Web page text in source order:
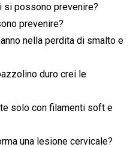
si possono prevenire?
prevenire?
nella perdita di smalto e
duro crei le
solo con filamenti soft e
una lesione cervicale?